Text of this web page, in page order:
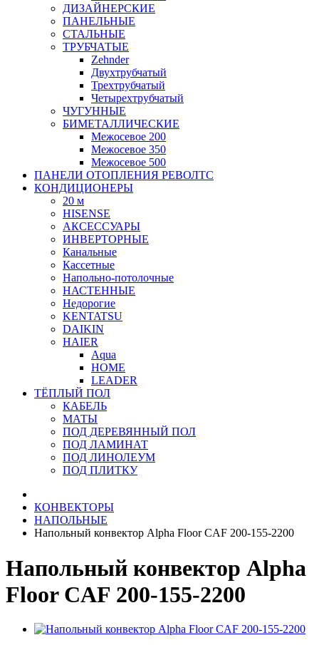
ДИЗАЙНЕРСКИЕ
ПАНЕЛЬНЫЕ
СТАЛЬНЫЕ
ТРУБЧАТЫЕ
Zehnder
Двухтрубчатый
Трехтрубчатый
Четырехтрубчатый
ЧУГУННЫЕ
БИМЕТАЛЛИЧЕСКИЕ
Межосевое 200
Межосевое 350
Межосевое 500
ПАНЕЛИ ОТОПЛЕНИЯ РЕВОЛТС
КОНДИЦИОНЕРЫ
20 м
HISENSE
АКСЕССУАРЫ
ИНВЕРТОРНЫЕ
Канальные
Кассетные
Напольно-потолочные
НАСТЕННЫЕ
Недорогие
KENTATSU
DAIKIN
HAIER
Aqua
HOME
LEADER
ТЁПЛЫЙ ПОЛ
КАБЕЛЬ
МАТЫ
ПОД ДЕРЕВЯННЫЙ ПОЛ
ПОД ЛАМИНАТ
ПОД ЛИНОЛЕУМ
ПОД ПЛИТКУ
КОНВЕКТОРЫ
НАПОЛЬНЫЕ
Напольный конвектор Alpha Floor CAF 200-155-2200
Напольный конвектор Alpha
Floor CAF 200-155-2200